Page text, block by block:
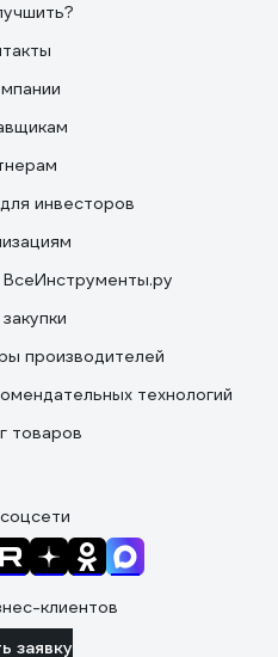
инвесторов
производителей
технологий
товаров
клиентов
заявку